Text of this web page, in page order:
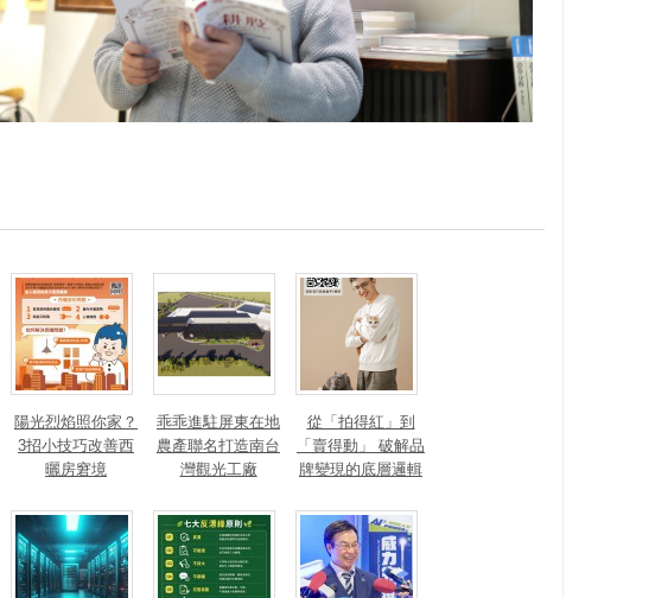
陽光烈焰照你家？
3招小技巧改善西
曬房窘境
乖乖進駐屏東在地
農產聯名打造南台
灣觀光工廠
從「拍得紅」到
「賣得動」 破解品
牌變現的底層邏輯